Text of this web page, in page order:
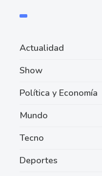
Actualidad
Show
Política y Economía
Mundo
Tecno
Deportes